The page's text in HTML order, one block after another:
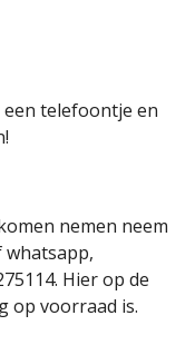
telefoontje en
nemen neem
whatsapp,
Hier op de
op voorraad is.